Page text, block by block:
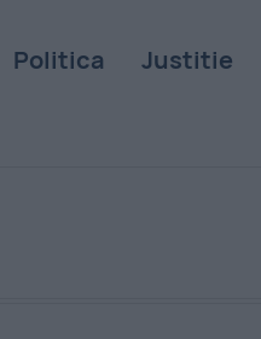
Politica Justitie